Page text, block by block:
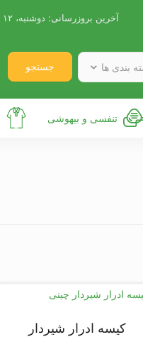
آخرین بروزرسانی: دوشنبه، ۱۲ مرداد ۱۴۰۵
بندی ها جستجو
تنفسی و بیهوشی
کیسه ادرار شیردار